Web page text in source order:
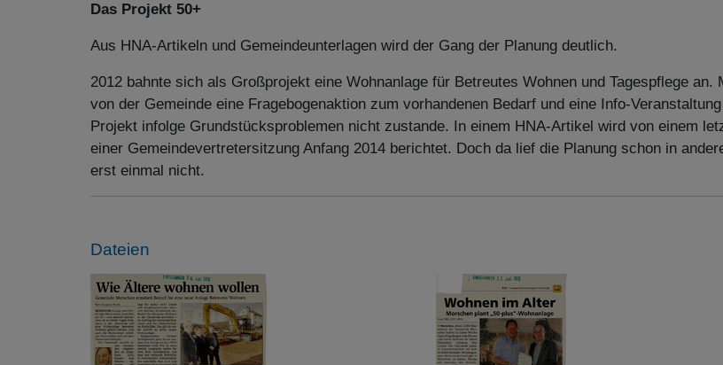
Das Projekt 50+
Aus HNA-Artikeln und Gemeindeunterlagen wird der Gang der Planung deutlich.
2012 bahnte sich als Großprojekt eine Wohnanlage für Betreutes Wohnen und Tagespflege
von der Gemeinde eine Fragebogenaktion zum vorhandenen Bedarf und eine Info-
Projekt infolge Grundstücksproblemen nicht zustande. In einem HNA-Artikel wird von einem
einer Gemeindevertretersitzung Anfang 2014 berichtet. Doch da lief die Planung schon in
erst einmal nicht.
Dateien